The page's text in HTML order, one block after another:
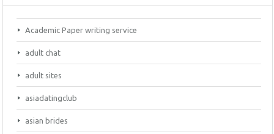
Academic Paper writing service
adult chat
adult sites
asiadatingclub
asian brides